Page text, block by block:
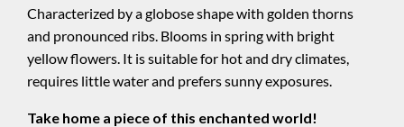
Characterized by a globose shape with golden thorns
and pronounced ribs. Blooms in spring with bright
yellow flowers. It is suitable for hot and dry climates,
requires little water and prefers sunny exposures.
Take home a piece of this enchanted world!